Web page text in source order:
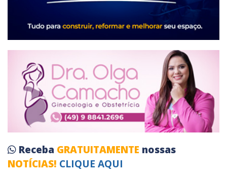
Receba GRATUITAMENTE nossas
NOTÍCIAS! CLIQUE AQUI